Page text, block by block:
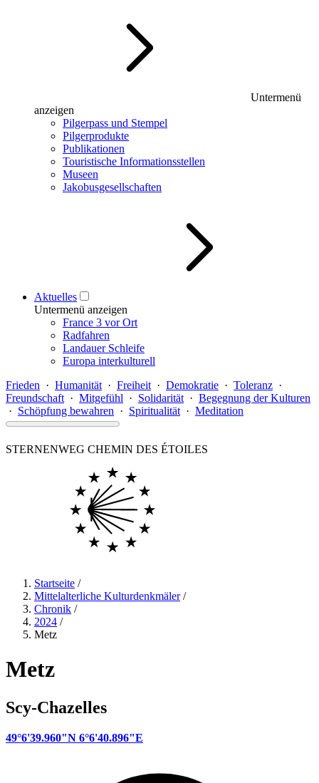
Untermenü
anzeigen
Pilgerpass und Stempel
Pilgerprodukte
Publikationen
Touristische Informationsstellen
Museen
Jakobusgesellschaften
Aktuelles
Untermenü anzeigen
France 3 vor Ort
Radfahren
Landauer Schleife
Europa interkulturell
Frieden · Humanität · Freiheit · Demokratie · Toleranz ·
Freundschaft · Mitgefühl · Solidarität · Begegnung der Kulturen
· Schöpfung bewahren · Spiritualität · Meditation
STERNENWEG CHEMIN DES ÉTOILES
Startseite /
Mittelalterliche Kulturdenkmäler /
Chronik /
2024 /
Metz
Metz
Scy-Chazelles
49°6'39.960"N 6°6'40.896"E